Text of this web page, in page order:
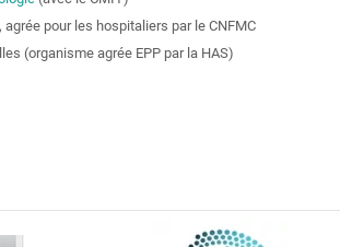
pour les hospitaliers par le CNFMC
(organisme agrée EPP par la HAS)